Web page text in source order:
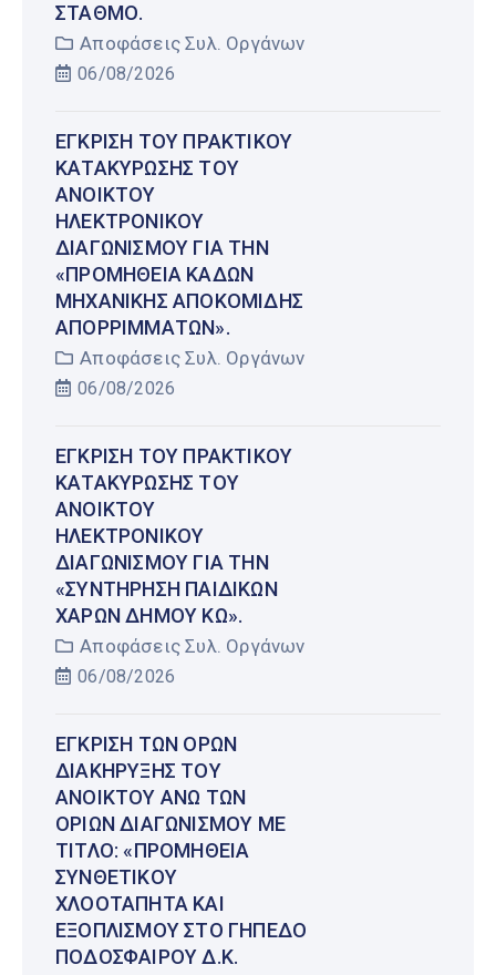
ΣΤΑΘΜΌ.
Αποφάσεις Συλ. Οργάνων
06/08/2026
ΈΓΚΡΙΣΗ ΤΟΥ ΠΡΑΚΤΙΚΟΎ
ΚΑΤΑΚΎΡΩΣΗΣ ΤΟΥ
ΑΝΟΙΚΤΟΎ
ΗΛΕΚΤΡΟΝΙΚΟΎ
ΔΙΑΓΩΝΙΣΜΟΎ ΓΙΑ ΤΗΝ
«ΠΡΟΜΉΘΕΙΑ ΚΆΔΩΝ
ΜΗΧΑΝΙΚΉΣ ΑΠΟΚΟΜΙΔΉΣ
ΑΠΟΡΡΙΜΜΆΤΩΝ».
Αποφάσεις Συλ. Οργάνων
06/08/2026
ΈΓΚΡΙΣΗ ΤΟΥ ΠΡΑΚΤΙΚΟΎ
ΚΑΤΑΚΎΡΩΣΗΣ ΤΟΥ
ΑΝΟΙΚΤΟΎ
ΗΛΕΚΤΡΟΝΙΚΟΎ
ΔΙΑΓΩΝΙΣΜΟΎ ΓΙΑ ΤΗΝ
«ΣΥΝΤΉΡΗΣΗ ΠΑΙΔΙΚΏΝ
ΧΑΡΏΝ ΔΉΜΟΥ ΚΩ».
Αποφάσεις Συλ. Οργάνων
06/08/2026
ΈΓΚΡΙΣΗ ΤΩΝ ΌΡΩΝ
ΔΙΑΚΉΡΥΞΗΣ ΤΟΥ
ΑΝΟΙΚΤΟΎ ΆΝΩ ΤΩΝ
ΟΡΊΩΝ ΔΙΑΓΩΝΙΣΜΟΎ ΜΕ
ΤΊΤΛΟ: «ΠΡΟΜΉΘΕΙΑ
ΣΥΝΘΕΤΙΚΟΎ
ΧΛΟΟΤΆΠΗΤΑ ΚΑΙ
ΕΞΟΠΛΙΣΜΟΎ ΣΤΟ ΓΉΠΕΔΟ
ΠΟΔΟΣΦΑΊΡΟΥ Δ.Κ.